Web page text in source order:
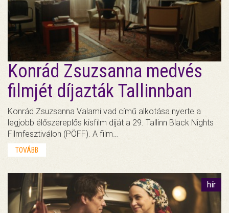
Konrád Zsuzsanna medvés
filmjét díjazták Tallinnban
Konrád Zsuzsanna Valami vad című alkotása nyerte a
legjobb élőszereplős kisfilm díját a 29. Tallinn Black Nights
Filmfesztiválon (PÖFF). A film…
TOVÁBB
hír